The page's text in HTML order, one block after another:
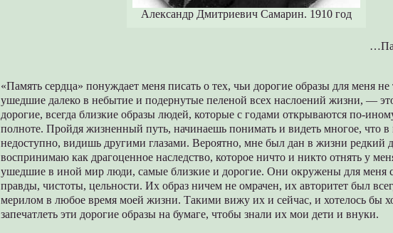
Александр Дмитриевич Самарин. 1910 год
«Память сердца» понуждает меня писать о тех, чьи дорогие образы для меня
ушедшие далеко в небытие и подернутые пеленой всех наслоений жизни, —
дорогие, всегда близкие образы людей, которые с годами открываются по-
полноте. Пройдя жизненный путь, начинаешь понимать и видеть многое, что в
недоступно, видишь другими глазами. Вероятно, мне был дан в жизни редкий
воспринимаю как драгоценное наследство, которое ничто и никто отнять у
ушедшие в иной мир люди, самые близкие и дорогие. Они окружены для меня
правды, чистоты, цельности. Их образ ничем не омрачен, их авторитет был
мерилом в любое время моей жизни. Такими вижу их и сейчас, и хотелось бы
запечатлеть эти дорогие образы на бумаге, чтобы знали их мои дети и внуки.